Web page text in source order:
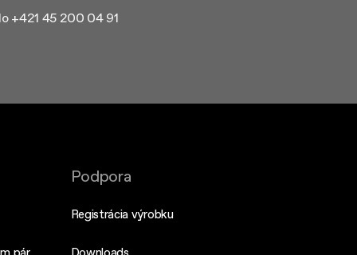
+421 45 200 04 91
Podpora
Registrácia výrobku